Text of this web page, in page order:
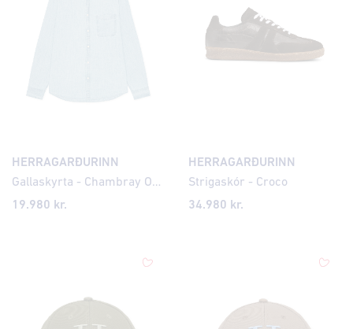
HERRAGARÐURINN
Gallaskyrta - Chambray Organic
19.980 kr.
HERRAGARÐURINN
Strigaskór - Croco
34.980 kr.